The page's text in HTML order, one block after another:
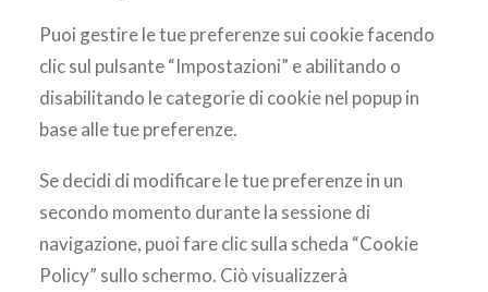
Puoi gestire le tue preferenze sui cookie facendo
clic sul pulsante “Impostazioni” e abilitando o
disabilitando le categorie di cookie nel popup in
base alle tue preferenze.
Se decidi di modificare le tue preferenze in un
secondo momento durante la sessione di
navigazione, puoi fare clic sulla scheda “Cookie
Policy” sullo schermo. Ciò visualizzerà